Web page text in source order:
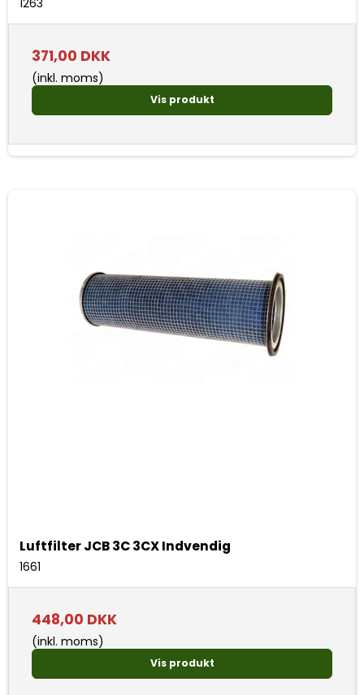
371,00 DKK
(inkl. moms)
Vis produkt
Luftfilter JCB 3C 3CX Indvendig
1661
448,00 DKK
(inkl. moms)
Vis produkt